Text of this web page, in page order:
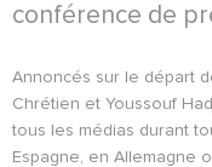
conférence de
Annoncés sur le départ
Chrétien et Youssouf
tous les médias durant
Espagne, en Allemagne